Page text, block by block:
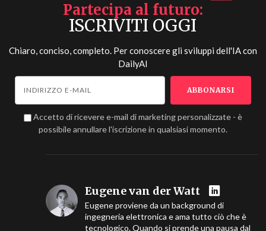
Partecipa al futuro
ISCRIVITI OGGI
Chiaro, conciso, completo. Per conoscere gli sviluppi dell'IA con
DailyAI
Accetto di ricevere e-mail di marketing personalizzate - è
possibile annullare l'iscrizione in qualsiasi momento.
Eugene van der Watt
Eugene proviene da un background di
ingegneria elettronica e ama tutto ciò che è
tecnologico. Quando si prende una pausa dal